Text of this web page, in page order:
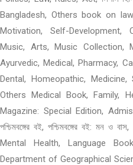
Bangladesh, Others book on
Motivation, Self-Development,
Music, Arts, Music Collection,
Ayurvedic, Medical, Pharmacy,
Dental, Homeopathic, Medicine,
Others Medical Book, Family,
Magazine: Special Edition,
পশ্চিমবঙ্গের বই, পশ্চিমবঙ্গের বই: মন ও
Mental Health, Language
Department of Geographical